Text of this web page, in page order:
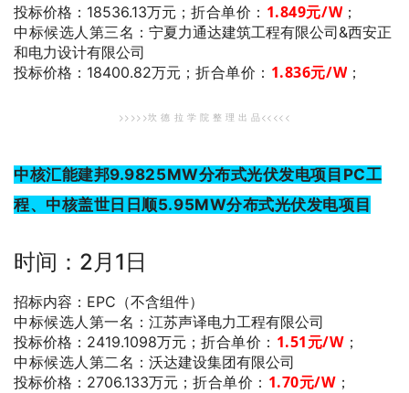
投标价格：18536.13万元； 折合单价： 1.849元/W ；
中标候选人第三名 ：宁夏力通达建筑工程有限公司&西安正
和电力设计有限公司
投标价格：18400.82万元； 折合单价： 1.836元/W ；
>>>>>坎 德 拉 学 院 整 理 出 品<<<<<
中核汇能建邦9.9825MW分布式光伏发电项目PC工
程、中核盖世日日顺5.95MW分布式光伏发电项目
时间：2月1日
招标内容：EPC（不含组件）
中标候选人第一名 ：江苏声译电力工程有限公司
投标价格：2419.1098万元； 折合单价： 1.51元/W；
中标候选人第二名 ：沃达建设集团有限公司
投标价格：2706.133万元； 折合单价： 1.70元/W；